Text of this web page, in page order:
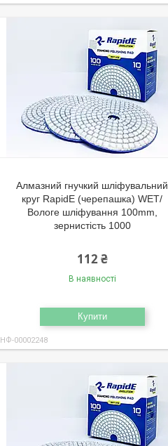
Алмазний гнучкий шліфувальний
круг RapidE (черепашка) WET/
Вологе шліфування 100mm,
зернистість 1000
112 ₴
В наявності
Купити
НФ-00002248